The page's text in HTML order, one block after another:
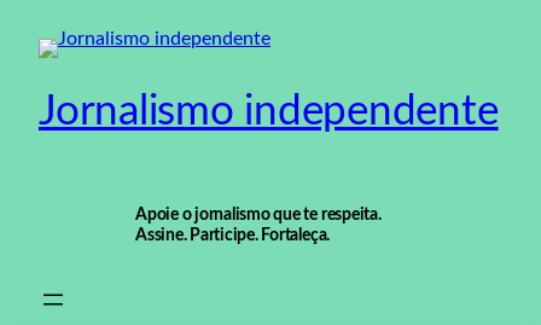
para
conteúdo
Jornalismo independente
Apoie o jornalismo que te respeita.
Assine. Participe. Fortaleça.